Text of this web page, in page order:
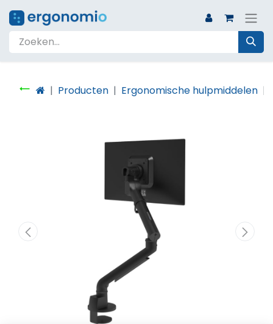
Producten Ergonomische hulpmiddelen